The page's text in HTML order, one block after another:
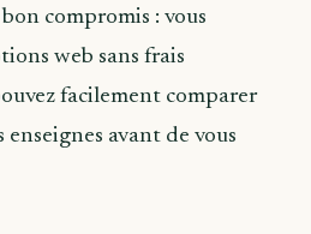
compromis : vous
web sans frais
facilement comparer
avant de vous